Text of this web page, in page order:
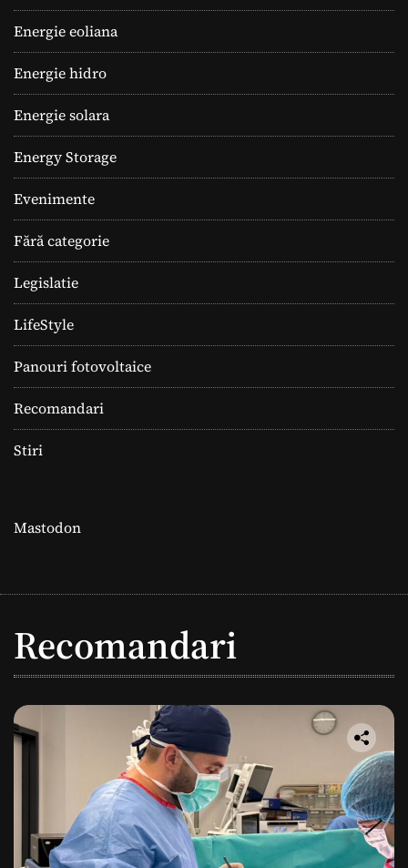
Energie eoliana
Energie hidro
Energie solara
Energy Storage
Evenimente
Fără categorie
Legislatie
LifeStyle
Panouri fotovoltaice
Recomandari
Stiri
Mastodon
Recomandari